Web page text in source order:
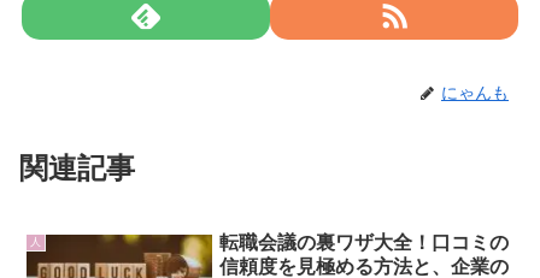
にゃんも
関連記事
人
転職会議の裏ワザ大全！口コミの
信頼度を見極める方法と、企業の